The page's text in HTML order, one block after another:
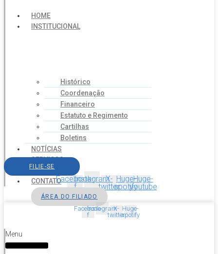
HOME
INSTITUCIONAL
Histórico
Coordenação
Financeiro
Estatuto e Regimento
Cartilhas
Boletins
NOTÍCIAS
SERVIÇOS
AGENDA
CONTATO
FILIE-SE
Facebook-
f
InstagramX-
twitter
Huge-
spotify
Huge-
youtube
ÁREA DO FILIADO
Facebook-
f
InstagramX-
twitter
Huge-
spotify
Menu